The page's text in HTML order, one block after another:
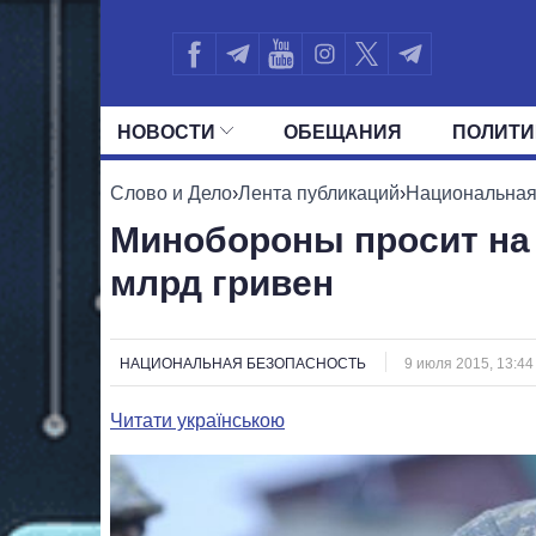
НОВОСТИ ОБЕЩАНИЯ
ВСЕ ПОЛИТИКИ ПРЕЗИДЕНТ И
Слово и Дело›Лента публикаций›
Минобороны просит
млрд гривен
НАЦИОНАЛЬНАЯ БЕЗОПАСНОСТЬ 9 июля 2015, 13:44
Читати українською